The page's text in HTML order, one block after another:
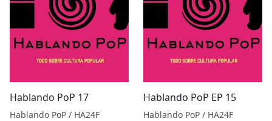
Hablando PoP 17
Hablando PoP / HA24F
Hablando PoP EP 15
Hablando PoP / HA24F